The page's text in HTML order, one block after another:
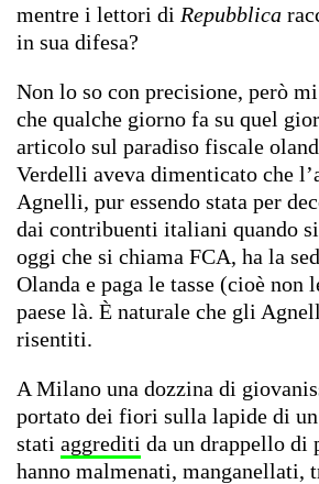
mentre i lettori di Repubblica
in sua difesa?
Non lo so con precisione, però
che qualche giorno fa su quel
articolo sul paradiso fiscale
Verdelli aveva dimenticato che
Agnelli, pur essendo stata per
dai contribuenti italiani quando
oggi che si chiama FCA, ha la
Olanda e paga le tasse (cioè non
paese là. È naturale che gli
risentiti.
A Milano una dozzina di
portato dei fiori sulla lapide di
stati aggrediti da un drappello
hanno malmenati, manganellati,